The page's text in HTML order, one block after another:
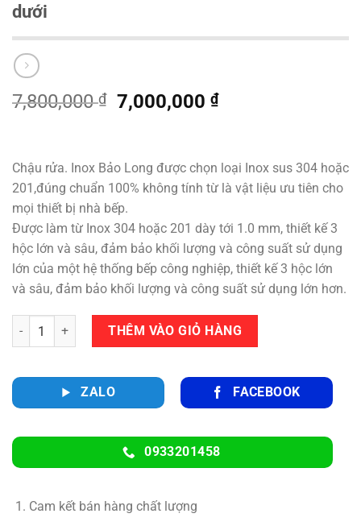
dưới
7,800,000₫
Giá
7,800,000 ₫.
7,000,000₫Giá
là:
7,000,000 ₫.
Chậu rửa. Inox Bảo Long được chọn loại Inox sus 304 hoặc
201,đúng chuẩn 100% không tính từ là vật liệu ưu tiên cho
mọi thiết bị nhà bếp.
Được làm từ Inox 304 hoặc 201 dày tới 1.0 mm, thiết kế 3
hộc lớn và sâu, đảm bảo khối lượng và công suất sử dụng
lớn của một hệ thống bếp công nghiệp, thiết kế 3 hộc lớn
và sâu, đảm bảo khối lượng và công suất sử dụng lớn hơn.
Số lượng THÊM VÀO GIỎ HÀNG
ZALO FACEBOOK
0933201458
Cam kết bán hàng chất lượng